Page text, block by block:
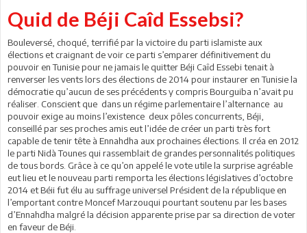
Quid de Béji Caîd Essebsi?
Bouleversé, choqué, terrifié par la victoire du parti islamiste aux
élections et craignant de voir ce parti s’emparer définitivement du
pouvoir en Tunisie pour ne jamais le quitter Béji Caîd Essebi tenait à
renverser les vents lors des élections de 2014 pour instaurer en Tunisie la
démocratie qu’aucun de ses précédents y compris Bourguiba n’avait pu
réaliser. Conscient que dans un régime parlementaire l’alternance au
pouvoir exige au moins l’existence deux pôles concurrents, Béji,
conseillé par ses proches amis eut l’idée de créer un parti très fort
capable de tenir tête à Ennahdha aux prochaines élections. Il créa en 2012
le parti Nidà Tounes qui rassemblait de grandes personnalités politiques
de tous bords. Grâce à ce qu’on appelé le vote utile la surprise agréable
eut lieu et le nouveau parti remporta les élections législatives d’octobre
2014 et Béii fut élu au suffrage universel Président de la république en
l’emportant contre Moncef Marzouqui pourtant soutenu par les bases
d’Ennahdha malgré la décision apparente prise par sa direction de voter
en faveur de Béji.